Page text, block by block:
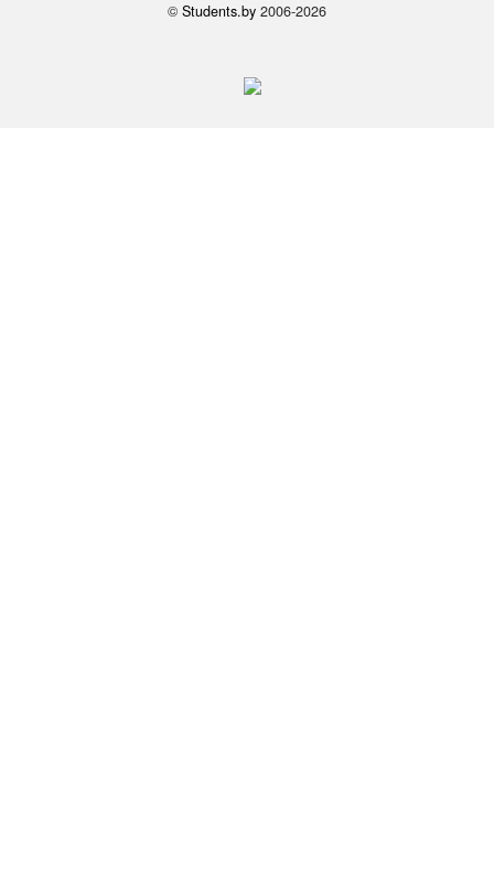
© Students.by 2006-2026